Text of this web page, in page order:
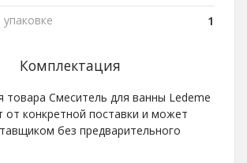
1
Комплектация
товара Смеситель для ванны Ledeme
от конкретной поставки и может
без предварительного